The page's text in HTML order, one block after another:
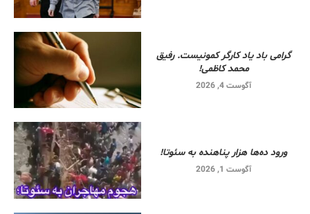
گرامی باد یاد کارگر کمونیست. رفیق
محمد کاظمی!
آگوست 4, 2026
ورود ده‌ها هزار پناهنده به سئوتا!
آگوست 1, 2026